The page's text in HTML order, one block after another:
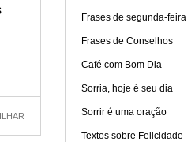
Frases de segunda-feira
Frases de Conselhos
Café com Bom Dia
Sorria, hoje é seu dia
Sorrir é uma oração
Textos sobre Felicidade